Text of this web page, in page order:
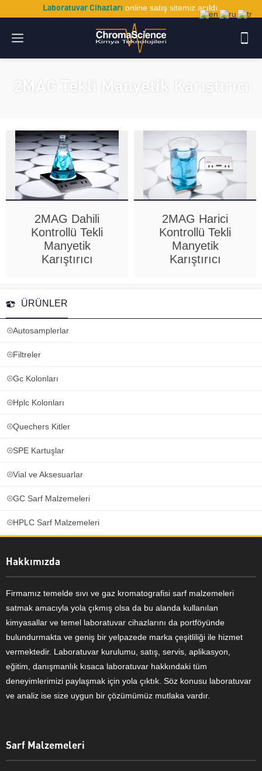
Laboratuvar Cihazları online satış sitemiz açıldı.
2MAG Tekli Manyetik Karıştırıcı
2MAG Dahili
Kontrollü Tekli
Manyetik
Karıştırıcı
2MAG Harici
Kontrollü Tekli
Manyetik
Karıştırıcı
ÜRÜNLER
Autosamplerlar
Filtreler
Gc Kolonları
Hplc Kolonları
Quechers Kitler
SPE Kartuşlar
Vial ve Aksesuarlar
GC Sarf Malzemeleri
HPLC Sarf Malzemeleri
Hakkımızda
Firmamız temelde sıvı ve gaz kromatografisi sarf malzemeleri
satmak amacıyla yola çıkmış olsa da bu alanda kullanılan
kimyasallar ve temel laboratuvar cihazlarını da portföyünde
bulundurmakta ve geniş bir yelpazede marka çeşitliliği ile hizmet
vermektedir. Laboratuvar kurulumu, satış, servis, aplikasyon,
eğitim, danışmanlık kısaca laboratuvar hakkındaki tüm
deneyimlerimizi paylaşmak için yola çıktık. Söz konusu laboratuvar
ve analiz ise size uygun bir çözümümüz mutlaka vardır.
Sarf Malzemeleri